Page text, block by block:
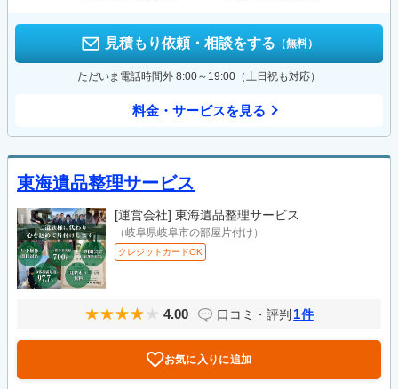
見積もり依頼・相談をする （無料）
ただいま電話時間外 8:00～19:00（土日祝も対応）
料金・サービスを見る
東海遺品整理サービス
[運営会社] 東海遺品整理サービス
（岐阜県岐阜市の部屋片付け）
クレジットカードOK
4.00 口コミ・評判 1件
お気に入りに追加